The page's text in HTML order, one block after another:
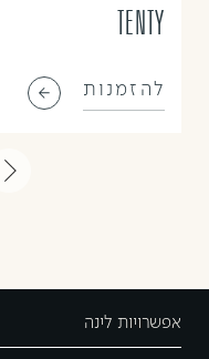
Tenty
להזמנות
אפשרויות לינה